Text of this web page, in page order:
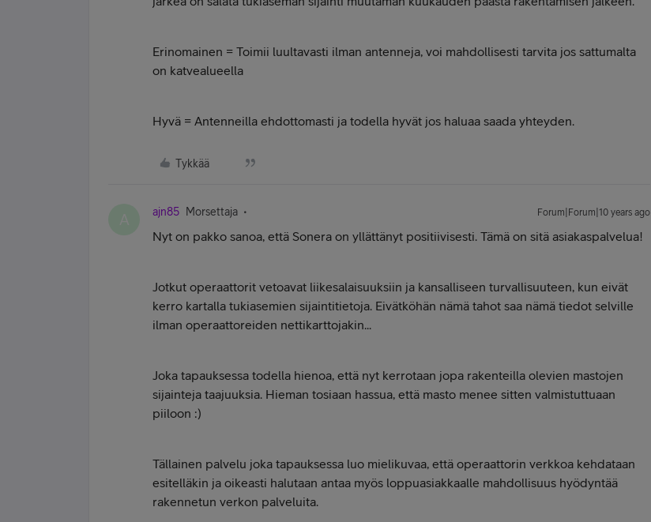
Erinomainen = Toimii luultavasti ilman antenneja, voi mahdollisesti tarvita jos sattumalta
on katvealueella
Hyvä = Antenneilla ehdottomasti ja todella hyvät jos haluaa saada yhteyden.
Tykkää
ajn85 Morsettaja Forum|Forum|10 years ago
Nyt on pakko sanoa, että Sonera on yllättänyt positiivisesti. Tämä on sitä asiakaspalvelua!
Jotkut operaattorit vetoavat liikesalaisuuksiin ja kansalliseen turvallisuuteen, kun eivät
kerro kartalla tukiasemien sijaintitietoja. Eivätköhän nämä tahot saa nämä tiedot selville
ilman operaattoreiden nettikarttojakin...
Joka tapauksessa todella hienoa, että nyt kerrotaan jopa rakenteilla olevien mastojen
sijainteja taajuuksia. Hieman tosiaan hassua, että masto menee sitten valmistuttuaan
piiloon :)
Tällainen palvelu joka tapauksessa luo mielikuvaa, että operaattorin verkkoa kehdataan
esitelläkin ja oikeasti halutaan antaa myös loppuasiakkaalle mahdollisuus hyödyntää
rakennetun verkon palveluita.